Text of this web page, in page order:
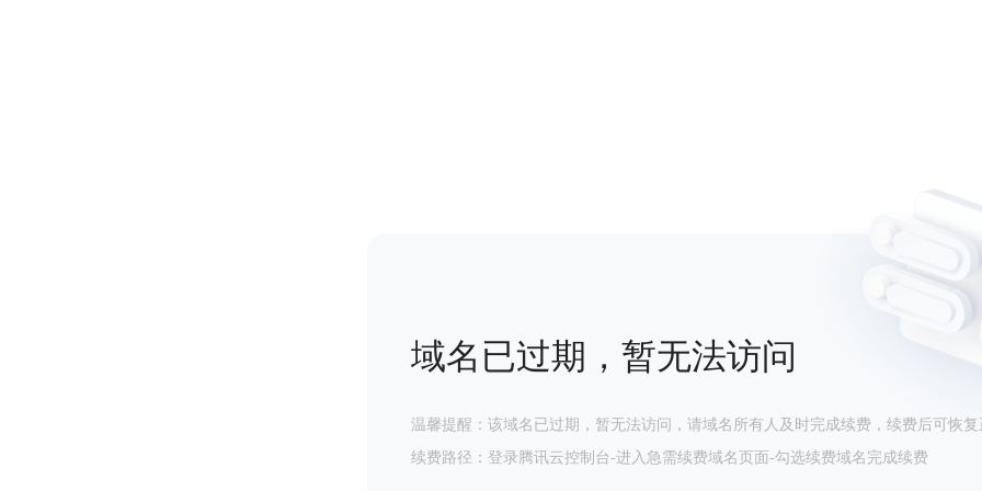
域名已过期，暂无法访问
温馨提醒：该域名已过期，暂无法访问，请域名所有人及时完成续费，续费后可恢复
续费路径：登录腾讯云控制台-进入急需续费域名页面-勾选续费域名完成续费